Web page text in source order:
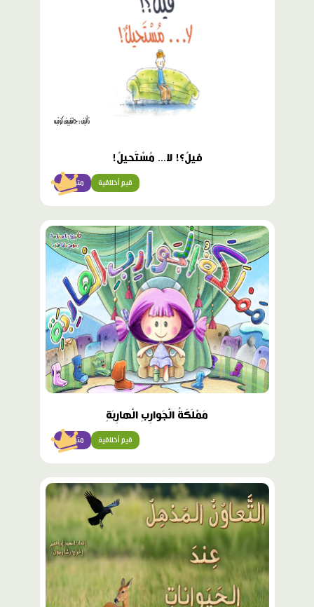
فيلٌ؟! لا... مُسْتَحيلٌ!
متوسّط قيم أخلاقية
محتوى
مميّز
مَمْلَكَةُ الْجَوارِبِ الْهارِبَةِ
متوسّط قيم أخلاقية
محتوى
مميّز